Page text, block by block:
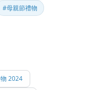
#母親節禮物
2024